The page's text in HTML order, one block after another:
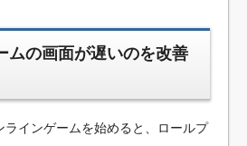
ムの画面が遅いのを改善
ラインゲームを始めると、ロールプ